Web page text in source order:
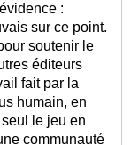
:
sur ce point.
soutenir le
éditeurs
fait par la
humain, en
le jeu en
communauté